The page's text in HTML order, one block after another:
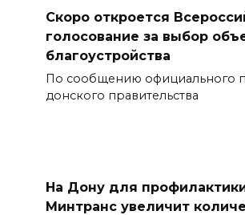
Скоро откроется
голосование за выбор
благоустройства
По сообщению официального
донского правительства
На Дону для
Минтранс увеличит